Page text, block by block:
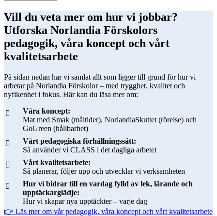
Vill du veta mer om hur vi jobbar?
Utforska Norlandia Förskolors
pedagogik, våra koncept och vårt
kvalitetsarbete
På sidan nedan har vi samlat allt som ligger till grund för hur vi
arbetar på Norlandia Förskolor – med trygghet, kvalitet och
nyfikenhet i fokus. Här kan du läsa mer om:
Våra koncept:
Mat med Smak (måltider), NorlandiaSkuttet (rörelse) och
GoGreen (hållbarhet)
Vårt pedagogiska förhållningssätt:
Så använder vi CLASS i det dagliga arbetet
Vårt kvalitetsarbete:
Så planerar, följer upp och utvecklar vi verksamheten
Hur vi bidrar till en vardag fylld av lek, lärande och
upptäckarglädje:
Hur vi skapar nya upptäckter – varje dag
👉 Läs mer om vår pedagogik, våra koncept och vårt kvalitetsarbete